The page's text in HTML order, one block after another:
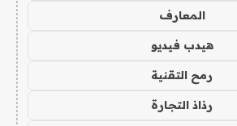
المعارف
هيدب فيديو
رمح التقنية
رذاذ التجارة